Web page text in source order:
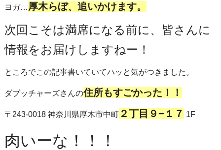
ヨガ… 厚木らぼ、追いかけます。
次回こそは満席になる前に、皆さんに
情報をお届けしますねー！
ところでこの記事書いていてハッと気がつきました。
ダブッチャーズさんの住所もすごかった！！
〒243-0018 神奈川県厚木市中町２丁目９−１７ 1F
肉いーな！！！